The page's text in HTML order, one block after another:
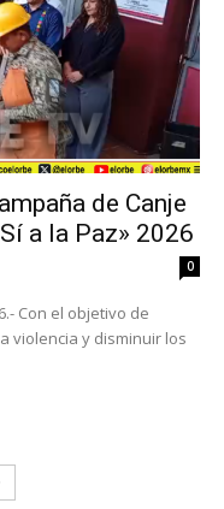
de Canje
a la Paz» 2026
0
Con el objetivo de
violencia y disminuir los